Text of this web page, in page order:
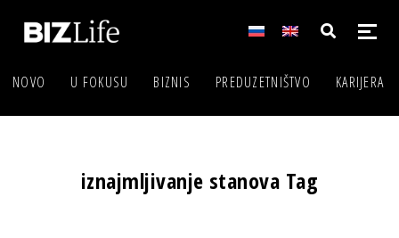
NOVO U FOKUSU BIZNIS PREDUZETNIŠTVO KARIJERA
iznajmljivanje stanova Tag